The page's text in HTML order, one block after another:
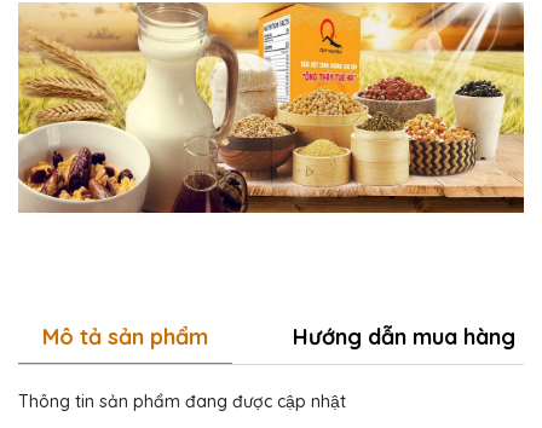
Mô tả sản phẩm Hướng dẫn mua hàng
Thông tin sản phẩm đang được cập nhật